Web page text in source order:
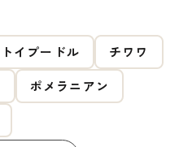
トイプードル
チワワ
ポメラニアン